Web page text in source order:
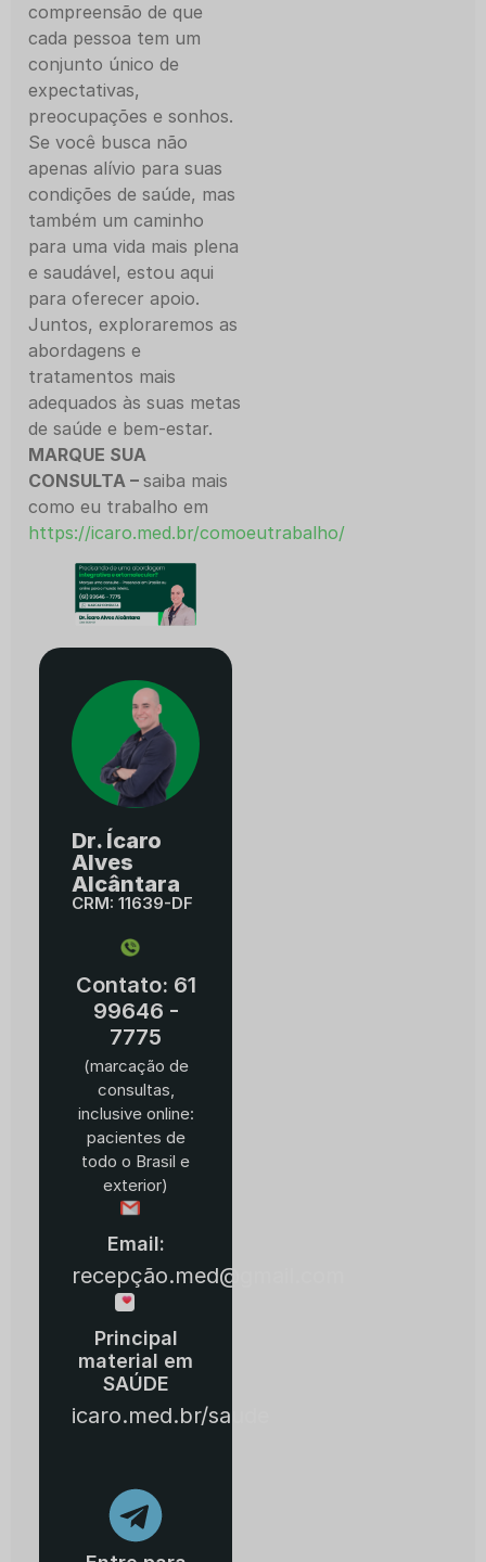
compreensão de que
cada pessoa tem um
conjunto único de
expectativas,
preocupações e sonhos.
Se você busca não
apenas alívio para suas
condições de saúde, mas
também um caminho
para uma vida mais plena
e saudável, estou aqui
para oferecer apoio.
Juntos, exploraremos as
abordagens e
tratamentos mais
adequados às suas metas
de saúde e bem-estar.
MARQUE SUA
CONSULTA – saiba mais
como eu trabalho em
https://icaro.med.br/comoeutrabalho/
Dr. Ícaro
Alves
Alcântara
CRM: 11639-DF
Contato: 61
99646 -
7775
(marcação de
consultas,
inclusive online:
pacientes de
todo o Brasil e
exterior)
Email:
recepção.med@gmail.com
Principal
material em
SAÚDE
icaro.med.br/saude